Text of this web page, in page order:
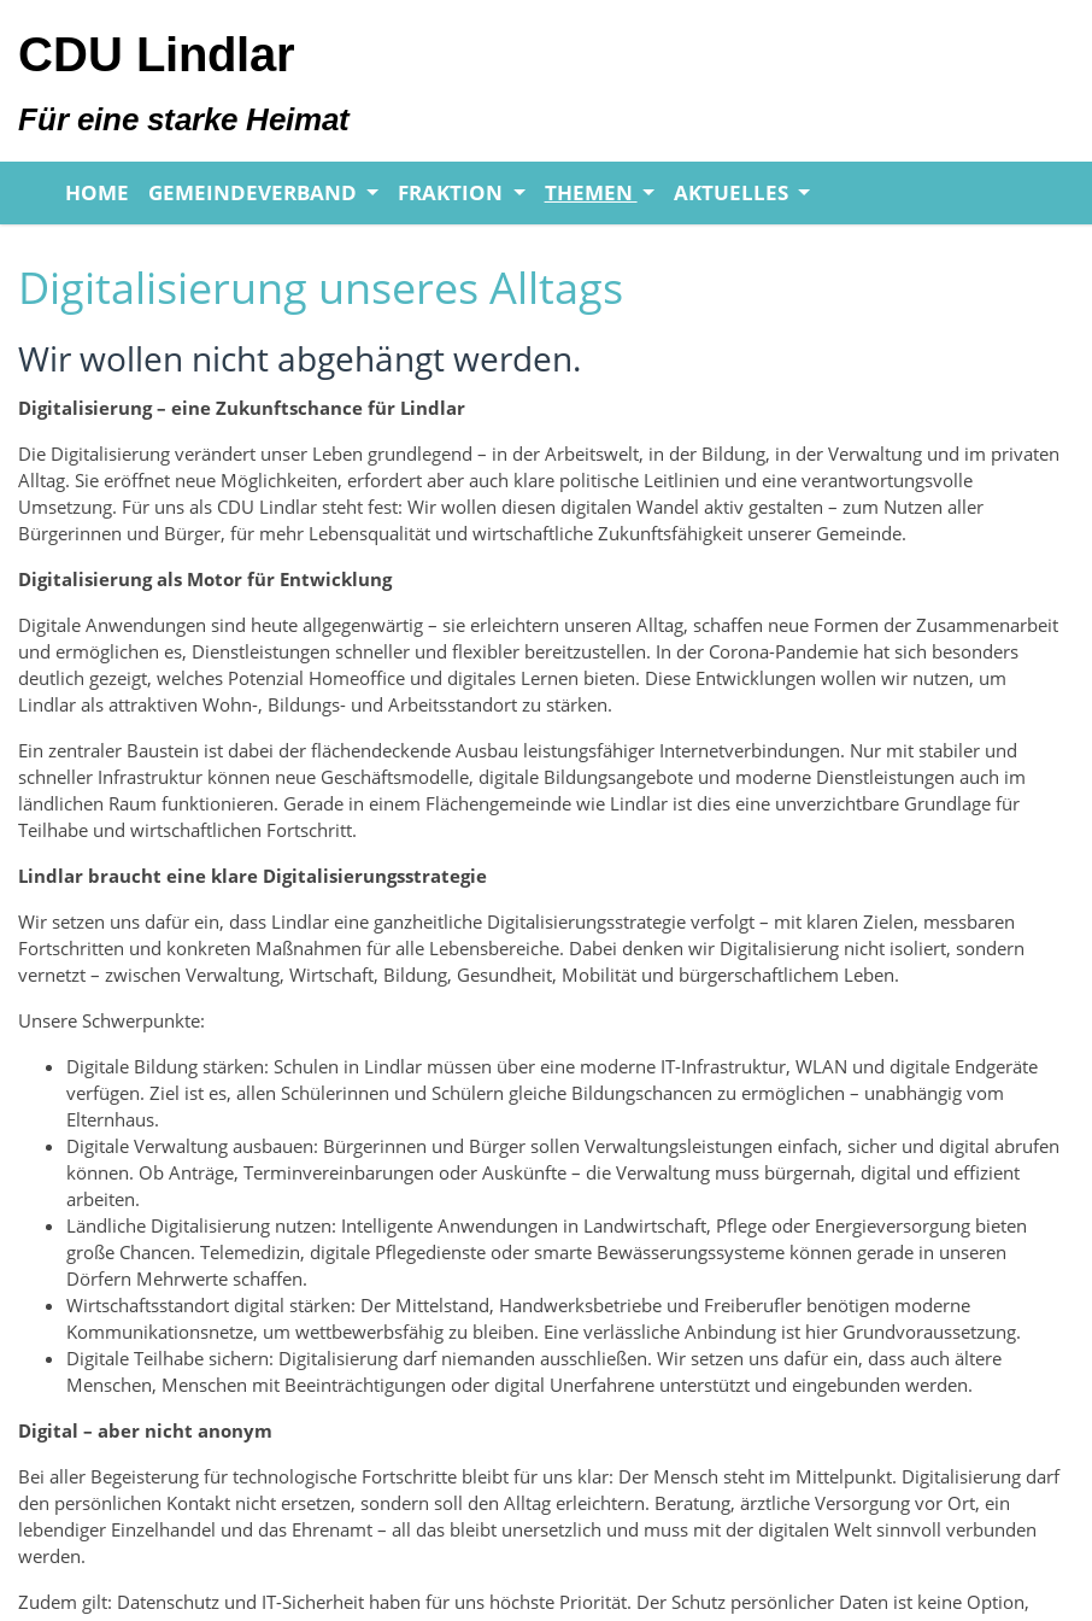
CDU Lindlar
Für eine starke Heimat
HOME GEMEINDEVERBAND FRAKTION THEMEN AKTUELLES
Digitalisierung unseres Alltags
Wir wollen nicht abgehängt werden.
Digitalisierung – eine Zukunftschance für Lindlar
Die Digitalisierung verändert unser Leben grundlegend – in der Arbeitswelt, in der Bildung, in der Verwaltung und im privaten
Alltag. Sie eröffnet neue Möglichkeiten, erfordert aber auch klare politische Leitlinien und eine verantwortungsvolle
Umsetzung. Für uns als CDU Lindlar steht fest: Wir wollen diesen digitalen Wandel aktiv gestalten – zum Nutzen aller
Bürgerinnen und Bürger, für mehr Lebensqualität und wirtschaftliche Zukunftsfähigkeit unserer Gemeinde.
Digitalisierung als Motor für Entwicklung
Digitale Anwendungen sind heute allgegenwärtig – sie erleichtern unseren Alltag, schaffen neue Formen der Zusammenarbeit
und ermöglichen es, Dienstleistungen schneller und flexibler bereitzustellen. In der Corona-Pandemie hat sich besonders
deutlich gezeigt, welches Potenzial Homeoffice und digitales Lernen bieten. Diese Entwicklungen wollen wir nutzen, um
Lindlar als attraktiven Wohn-, Bildungs- und Arbeitsstandort zu stärken.
Ein zentraler Baustein ist dabei der flächendeckende Ausbau leistungsfähiger Internetverbindungen. Nur mit stabiler und
schneller Infrastruktur können neue Geschäftsmodelle, digitale Bildungsangebote und moderne Dienstleistungen auch im
ländlichen Raum funktionieren. Gerade in einem Flächengemeinde wie Lindlar ist dies eine unverzichtbare Grundlage für
Teilhabe und wirtschaftlichen Fortschritt.
Lindlar braucht eine klare Digitalisierungsstrategie
Wir setzen uns dafür ein, dass Lindlar eine ganzheitliche Digitalisierungsstrategie verfolgt – mit klaren Zielen, messbaren
Fortschritten und konkreten Maßnahmen für alle Lebensbereiche. Dabei denken wir Digitalisierung nicht isoliert, sondern
vernetzt – zwischen Verwaltung, Wirtschaft, Bildung, Gesundheit, Mobilität und bürgerschaftlichem Leben.
Unsere Schwerpunkte:
Digitale Bildung stärken: Schulen in Lindlar müssen über eine moderne IT-Infrastruktur, WLAN und digitale Endgeräte
verfügen. Ziel ist es, allen Schülerinnen und Schülern gleiche Bildungschancen zu ermöglichen – unabhängig vom
Elternhaus.
Digitale Verwaltung ausbauen: Bürgerinnen und Bürger sollen Verwaltungsleistungen einfach, sicher und digital abrufen
können. Ob Anträge, Terminvereinbarungen oder Auskünfte – die Verwaltung muss bürgernah, digital und effizient
arbeiten.
Ländliche Digitalisierung nutzen: Intelligente Anwendungen in Landwirtschaft, Pflege oder Energieversorgung bieten
große Chancen. Telemedizin, digitale Pflegedienste oder smarte Bewässerungssysteme können gerade in unseren
Dörfern Mehrwerte schaffen.
Wirtschaftsstandort digital stärken: Der Mittelstand, Handwerksbetriebe und Freiberufler benötigen moderne
Kommunikationsnetze, um wettbewerbsfähig zu bleiben. Eine verlässliche Anbindung ist hier Grundvoraussetzung.
Digitale Teilhabe sichern: Digitalisierung darf niemanden ausschließen. Wir setzen uns dafür ein, dass auch ältere
Menschen, Menschen mit Beeinträchtigungen oder digital Unerfahrene unterstützt und eingebunden werden.
Digital – aber nicht anonym
Bei aller Begeisterung für technologische Fortschritte bleibt für uns klar: Der Mensch steht im Mittelpunkt. Digitalisierung darf
den persönlichen Kontakt nicht ersetzen, sondern soll den Alltag erleichtern. Beratung, ärztliche Versorgung vor Ort, ein
lebendiger Einzelhandel und das Ehrenamt – all das bleibt unersetzlich und muss mit der digitalen Welt sinnvoll verbunden
werden.
Zudem gilt: Datenschutz und IT-Sicherheit haben für uns höchste Priorität. Der Schutz persönlicher Daten ist keine Option,